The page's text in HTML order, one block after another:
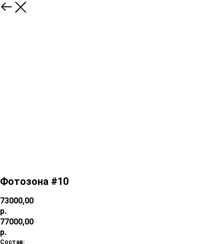
Фотозона #10
73000,00
р.
77000,00
р.
Состав: